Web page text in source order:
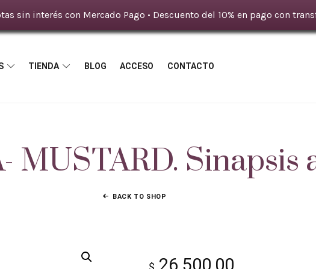
sin interés con Mercado Pago • Descuento del 10% en pago con
TIENDA BLOG ACCESO CONTACTO
MUSTARD. Sinapsis
BACK TO SHOP
26.500,00